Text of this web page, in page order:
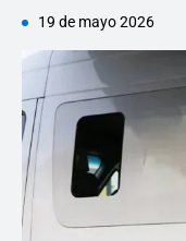
19 de mayo 2026